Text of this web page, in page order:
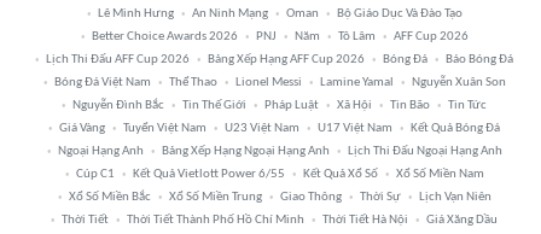
Lê Minh Hưng
An Ninh Mạng Oman
Bộ Giáo Dục Và Đào Tạo
Better Choice Awards 2026
PNJ Năm Tô Lâm
AFF Cup 2026
Lịch Thi Đấu AFF Cup 2026
Bảng Xếp Hạng AFF Cup 2026 Bóng Đá
Báo Bóng Đá
Bóng Đá Việt Nam
Thể Thao Lionel Messi Lamine Yamal
Nguyễn Xuân Son
Nguyễn Đình Bắc
Tin Thế Giới Pháp Luật Xã Hội Tin Bão
Tin Tức
Giá Vàng
Tuyển Việt Nam U23 Việt Nam U17 Việt Nam
Kết Quả Bóng Đá
Ngoại Hạng Anh
Bảng Xếp Hạng Ngoại Hạng Anh
Lịch Thi Đấu Ngoại Hạng Anh
Cúp C1
Kết Quả Vietlott Power 6/55 Kết Quả Xổ Số
Xổ Số Miền Nam
Xổ Số Miền Bắc
Xổ Số Miền Trung Giao Thông Thời Sự
Lịch Vạn Niên
Thời Tiết
Thời Tiết Thành Phố Hồ Chí Minh Thời Tiết Hà Nội Giá Xăng Dầu